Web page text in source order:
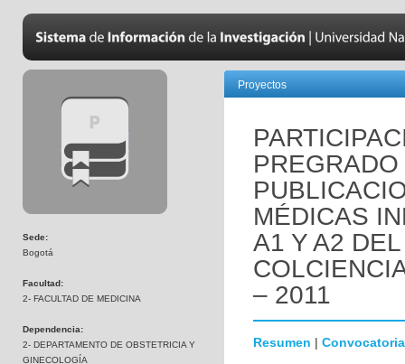
Sede:
Bogotá
Facultad:
2- FACULTAD DE MEDICINA
Dependencia:
2- DEPARTAMENTO DE OBSTETRICIA Y
GINECOLOGÍA
Proyectos
MÉDICAS
A1 Y A2
– 2011
Resumen | Convocatoria